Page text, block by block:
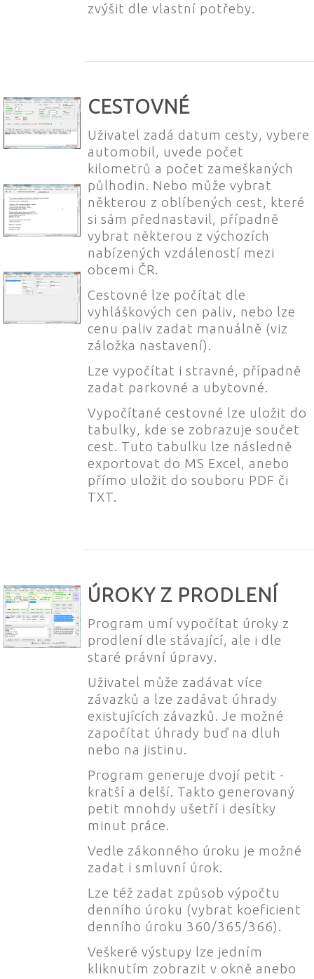
zvýšit dle vlastní potřeby.
CESTOVNÉ
Uživatel zadá datum cesty, vybere
automobil, uvede počet
kilometrů a počet zameškaných
půlhodin. Nebo může vybrat
některou z oblíbených cest, které
si sám přednastavil, případně
vybrat některou z výchozích
nabízených vzdáleností mezi
obcemi ČR.
Cestovné lze počítat dle
vyhláškových cen paliv, nebo lze
cenu paliv zadat manuálně (viz
záložka nastavení).
Lze vypočítat i stravné, případně
zadat parkovné a ubytovné.
Vypočítané cestovné lze uložit do
tabulky, kde se zobrazuje součet
cest. Tuto tabulku lze následně
exportovat do MS Excel, anebo
přímo uložit do souboru PDF či
TXT.
ÚROKY Z PRODLENÍ
Program umí vypočítat úroky z
prodlení dle stávající, ale i dle
staré právní úpravy.
Uživatel může zadávat více
závazků a lze zadávat úhrady
existujících závazků. Je možné
započítat úhrady buď na dluh
nebo na jistinu.
Program generuje dvojí petit -
kratší a delší. Takto generovaný
petit mnohdy ušetří i desítky
minut práce.
Vedle zákonného úroku je možné
zadat i smluvní úrok.
Lze též zadat způsob výpočtu
denního úroku (vybrat koeficient
denního úroku 360/365/366).
Veškeré výstupy lze jedním
kliknutím zobrazit v okně anebo